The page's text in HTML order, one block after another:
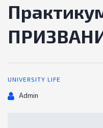
UNIVERSITY LIFE
Автор
Admin